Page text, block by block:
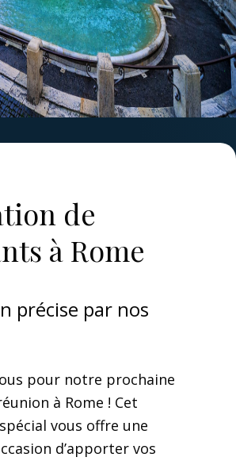
de
à Rome
précise par nos
pour notre prochaine
à Rome ! Cet
vous offre une
d’apporter vos